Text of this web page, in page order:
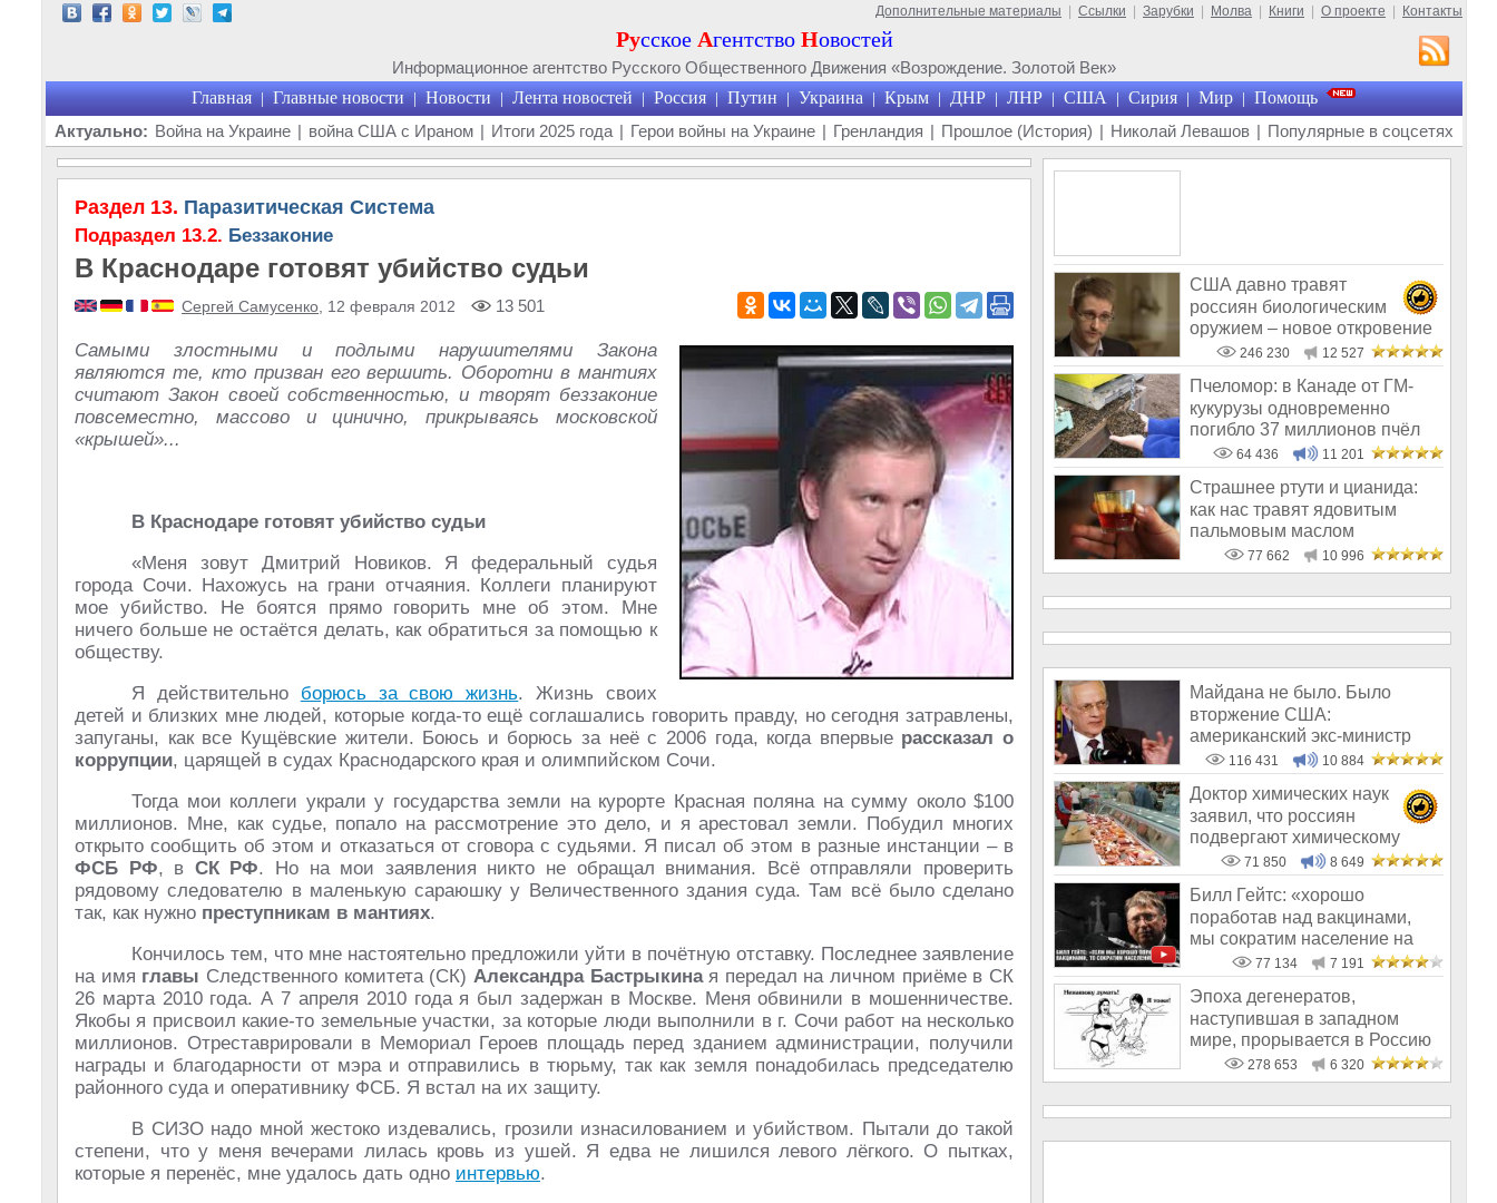
Дополнительные материалы Ссылки Зарубки Молва Книги О проекте Контакты
Русское Агентство Новостей
Информационное агентство Русского Общественного Движения «Возрождение. Золотой Век»
Главная | Главные новости | Новости | Лента новостей | Россия | Путин | Украина | Крым | ДНР | ЛНР | США | Сирия | Мир | Помощь
Актуально: Война на Украине | война США с Ираном | Итоги 2025 года | Герои войны на Украине | Гренландия | Прошлое (История) | Николай Левашов | Популярные в соцсетях
Раздел 13. Паразитическая Система
Подраздел 13.2. Беззаконие
В Краснодаре готовят убийство судьи
Сергей Самусенко , 12 февраля 2012 13 501
Самыми злостными и подлыми нарушителями Закона
являются те, кто призван его вершить. Оборотни в мантиях
считают Закон своей собственностью, и творят беззаконие
повсеместно, массово и цинично, прикрываясь московской
«крышей»...
В Краснодаре готовят убийство судьи
«Меня зовут Дмитрий Новиков. Я федеральный судья
города Сочи. Нахожусь на грани отчаяния. Коллеги планируют
мое убийство. Не боятся прямо говорить мне об этом. Мне
ничего больше не остаётся делать, как обратиться за помощью к
обществу.
Я действительно борюсь за свою жизнь. Жизнь своих
детей и близких мне людей, которые когда-то ещё соглашались говорить правду, но сегодня затравлены,
запуганы, как все Кущёвские жители. Боюсь и борюсь за неё с 2006 года, когда впервые рассказал о
коррупции, царящей в судах Краснодарского края и олимпийском Сочи.
Тогда мои коллеги украли у государства земли на курорте Красная поляна на сумму около $100
миллионов. Мне, как судье, попало на рассмотрение это дело, и я арестовал земли. Побудил многих
открыто сообщить об этом и отказаться от сговора с судьями. Я писал об этом в разные инстанции – в
ФСБ РФ, в СК РФ. Но на мои заявления никто не обращал внимания. Всё отправляли проверить
рядовому следователю в маленькую сараюшку у Величественного здания суда. Там всё было сделано
так, как нужно преступникам в мантиях.
Кончилось тем, что мне настоятельно предложили уйти в почётную отставку. Последнее заявление
на имя главы Следственного комитета (СК) Александра Бастрыкиная передал на личном приёме в СК
26 марта 2010 года. А 7 апреля 2010 года я был задержан в Москве. Меня обвинили в мошенничестве.
Якобы я присвоил какие-то земельные участки, за которые люди выполнили в г. Сочи работ на несколько
миллионов. Отреставрировали в Мемориал Героев площадь перед зданием администрации, получили
награды и благодарности от мэра и отправились в тюрьму, так как земля понадобилась председателю
районного суда и оперативнику ФСБ. Я встал на их защиту.
В СИЗО надо мной жестоко издевались, грозили изнасилованием и убийством. Пытали до такой
степени, что у меня вечерами лилась кровь из ушей. Я едва не лишился левого лёгкого. О пытках,
которые я перенёс, мне удалось дать одно интервью.
США давно травят
россиян биологическим
оружием – новое откровение
Эдварда Сноудена
246 230 12 527
Пчеломор: в Канаде от ГМ-
кукурузы одновременно
погибло 37 миллионов пчёл
64 436 11 201
Страшнее ртути и цианида:
как нас травят ядовитым
пальмовым маслом
77 662 10 996
Майдана не было. Было
вторжение США:
американский экс-министр
написал открытое пись
116 431 10 884
Доктор химических наук
заявил, что россиян
подвергают химическому
геноциду71 850 8 649
Билл Гейтс: «хорошо
поработав над вакцинами,
мы сократим население на
10-15%»77 134 7 191
Эпоха дегенератов,
наступившая в западном
мире, прорывается в Россию
278 653 6 320